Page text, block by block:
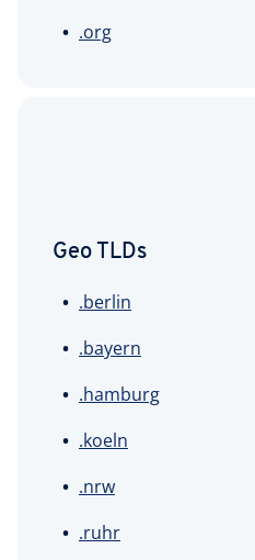
.org
Geo TLDs
.berlin
.bayern
.hamburg
.koeln
.nrw
.ruhr